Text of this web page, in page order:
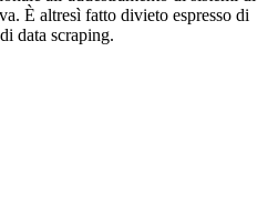
È altresì fatto divieto espresso di
data scraping.